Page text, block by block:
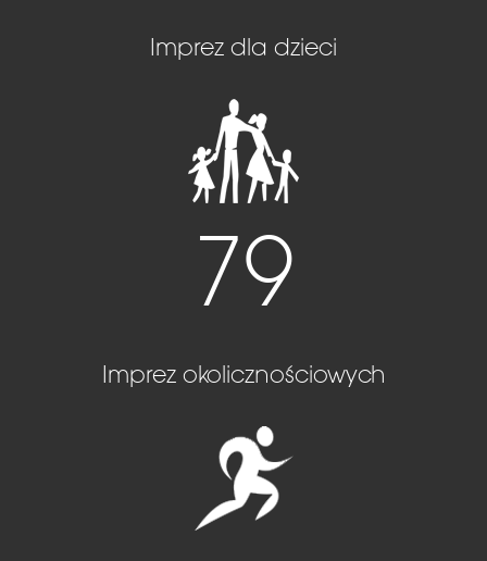
Imprez dla dzieci
79
Imprez okolicznościowych